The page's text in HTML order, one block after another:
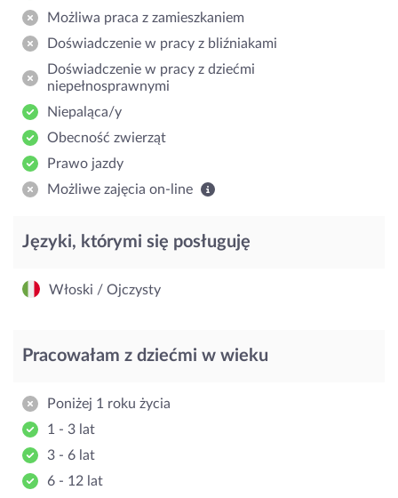
Możliwa praca z zamieszkaniem
Doświadczenie w pracy z bliźniakami
Doświadczenie w pracy z dziećmi
niepełnosprawnymi
Niepaląca/y
Obecność zwierząt
Prawo jazdy
Możliwe zajęcia on-line
Języki, którymi się posługuję
Włoski / Ojczysty
Pracowałam z dziećmi w wieku
Poniżej 1 roku życia
1 - 3 lat
3 - 6 lat
6 - 12 lat